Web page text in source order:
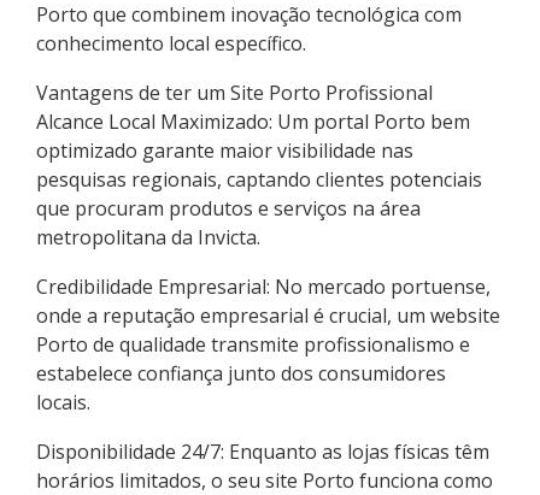
Porto que combinem inovação tecnológica com
conhecimento local específico.
Vantagens de ter um Site Porto Profissional
Alcance Local Maximizado: Um portal Porto bem
optimizado garante maior visibilidade nas
pesquisas regionais, captando clientes potenciais
que procuram produtos e serviços na área
metropolitana da Invicta.
Credibilidade Empresarial: No mercado portuense,
onde a reputação empresarial é crucial, um website
Porto de qualidade transmite profissionalismo e
estabelece confiança junto dos consumidores
locais.
Disponibilidade 24/7: Enquanto as lojas físicas têm
horários limitados, o seu site Porto funciona como